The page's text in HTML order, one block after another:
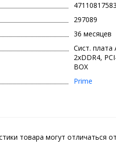
297089
36 месяцев
Сист. плата
2xDDR4,
BOX
Prime
товара могут отличаться